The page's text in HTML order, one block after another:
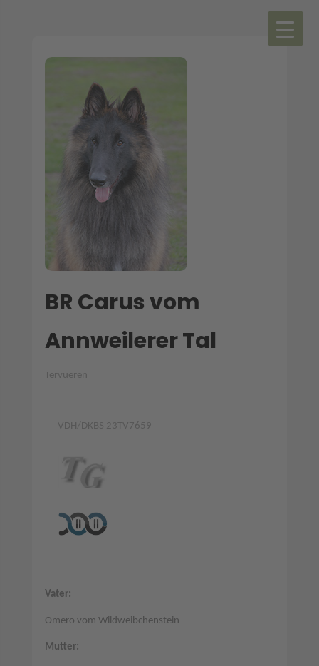
BR Carus vom
Annweilerer Tal
Tervueren
VDH/DKBS 23TV7659
Vater:
Omero vom Wildweibchenstein
Mutter: